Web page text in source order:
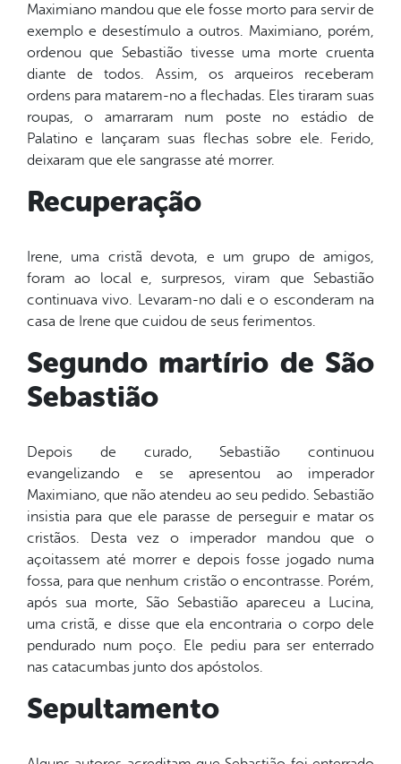
Maximiano mandou que ele fosse morto para servir de
exemplo e desestímulo a outros. Maximiano, porém,
ordenou que Sebastião tivesse uma morte cruenta
diante de todos. Assim, os arqueiros receberam
ordens para matarem-no a flechadas. Eles tiraram suas
roupas, o amarraram num poste no estádio de
Palatino e lançaram suas flechas sobre ele. Ferido,
deixaram que ele sangrasse até morrer.
Recuperação
Irene, uma cristã devota, e um grupo de amigos,
foram ao local e, surpresos, viram que Sebastião
continuava vivo. Levaram-no dali e o esconderam na
casa de Irene que cuidou de seus ferimentos.
Segundo martírio de São
Sebastião
Depois de curado, Sebastião continuou
evangelizando e se apresentou ao imperador
Maximiano, que não atendeu ao seu pedido. Sebastião
insistia para que ele parasse de perseguir e matar os
cristãos. Desta vez o imperador mandou que o
açoitassem até morrer e depois fosse jogado numa
fossa, para que nenhum cristão o encontrasse. Porém,
após sua morte, São Sebastião apareceu a Lucina,
uma cristã, e disse que ela encontraria o corpo dele
pendurado num poço. Ele pediu para ser enterrado
nas catacumbas junto dos apóstolos.
Sepultamento